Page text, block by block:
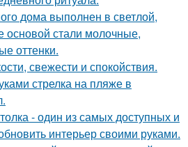
дома выполнен в светлой,
основой стали молочные,
оттенки.
свежести и спокойствия.
стрелка на пляже в
- один из самых доступных и
интерьер своими руками.